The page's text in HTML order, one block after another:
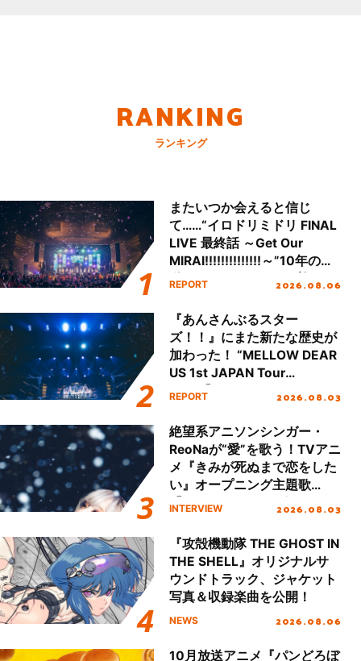
RANKING
ランキング
またいつか会えると信じ
て……“イロドリミドリ FINAL
LIVE 最終話 ～Get Our
MIRAI!!!!!!!!!!!!!!～”10年の活
動を経てファイナルを迎える
REPORT 2026.08.06
『あんさんぶるスター
ズ！！』にまた新たな歴史が
加わった！ “MELLOW DEAR
US 1st JAPAN Tour
Final「NICE to meet YOU
ート!!
REPORT 2026.08.03
絶望系アニソンシンガー・
ReoNaが“愛”を歌う！TVアニ
メ『きみが死ぬまで恋をした
い』オープニング主題歌
「Amore」インタビュー
INTERVIEW 2026.08.03
『攻殻機動隊 THE GHOST IN
THE SHELL』オリジナルサ
ウンドトラック、ジャケット
写真＆収録楽曲を公開！
NEWS 2026.08.06
10月放送アニメ『パンどろぼ